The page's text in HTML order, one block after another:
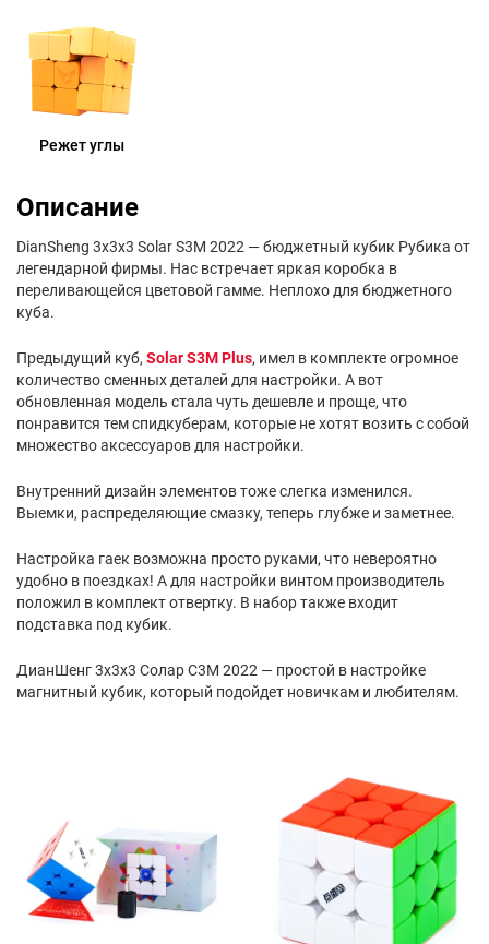
Режет углы
Описание
DianSheng 3x3x3 Solar S3M 2022 — бюджетный кубик Рубика от
легендарной фирмы. Нас встречает яркая коробка в
переливающейся цветовой гамме. Неплохо для бюджетного
куба.
Предыдущий куб, Solar S3M Plus, имел в комплекте огромное
количество сменных деталей для настройки. А вот
обновленная модель стала чуть дешевле и проще, что
понравится тем спидкуберам, которые не хотят возить с собой
множество аксессуаров для настройки.
Внутренний дизайн элементов тоже слегка изменился.
Выемки, распределяющие смазку, теперь глубже и заметнее.
Настройка гаек возможна просто руками, что невероятно
удобно в поездках! А для настройки винтом производитель
положил в комплект отвертку. В набор также входит
подставка под кубик.
ДианШенг 3х3х3 Солар С3М 2022 — простой в настройке
магнитный кубик, который подойдет новичкам и любителям.